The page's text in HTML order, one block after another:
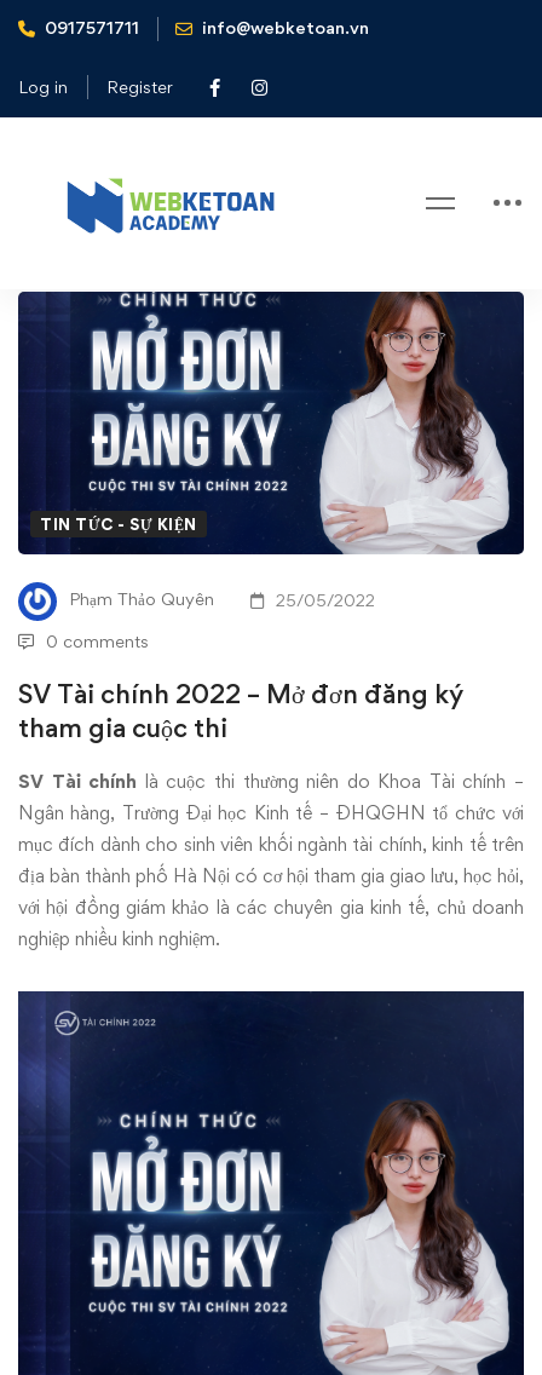
0917571711 info@webketoan.vn
Log in Register
Home
Tin tức - Sự kiện
SV
chính
2022
–
Mở
đơn
đăng
ký
tham
gia
cuộc
thi
TIN TỨC - SỰ KIỆN
Phạm Thảo Quyên 25/05/2022
0 comments
SV Tài chính 2022 – Mở đơn đăng ký
tham gia cuộc thi
SV Tài chính là cuộc thi thường niên do Khoa Tài chính –
Ngân hàng, Trường Đại học Kinh tế – ĐHQGHN tổ chức với
mục đích dành cho sinh viên khối ngành tài chính, kinh tế trên
địa bàn thành phố Hà Nội có cơ hội tham gia giao lưu, học hỏi,
với hội đồng giám khảo là các chuyên gia kinh tế, chủ doanh
nghiệp nhiều kinh nghiệm.